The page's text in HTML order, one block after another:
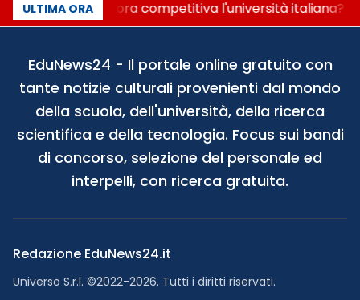
ULTIMA ORA
Quanto è ancora competitiva l'università italiana?
EduNews24 - Il portale online gratuito con
tante notizie culturali provenienti dal mondo
della scuola, dell'università, della ricerca
scientifica e della tecnologia. Focus sui bandi
di concorso, selezione del personale ed
interpelli, con ricerca gratuita.
Redazione EduNews24.it
Universo S.r.l. ©2022-2026. Tutti i diritti riservati.